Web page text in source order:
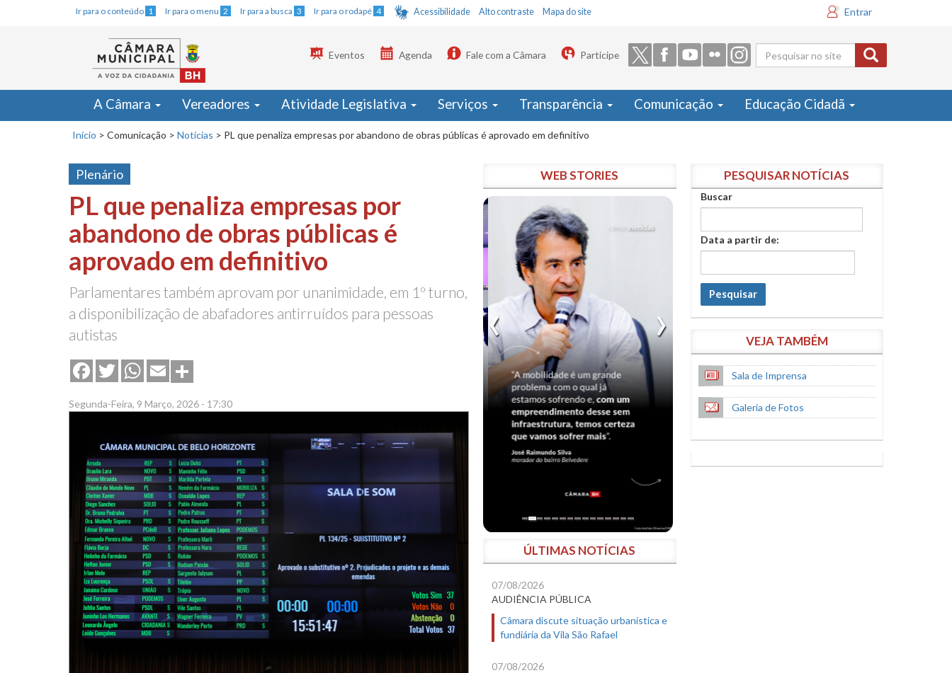
Ir para o conteúdo 1 Ir para o menu 2 Ir para a busca 3 Ir para o rodapé 4 Acessibilidade Alto contraste Mapa do site Entrar
Formulário
de busca
Eventos Agenda Fale com a Câmara Participe
A Câmara Vereadores Atividade Legislativa Serviços Transparência Comunicação Educação Cidadã
Início > Comunicação > Notícias > PL que penaliza empresas por abandono de obras públicas é aprovado em definitivo
Plenário
PL que penaliza empresas por
abandono de obras públicas é
aprovado em definitivo
Parlamentares também aprovam por unanimidade, em 1º turno,
a disponibilização de abafadores antirruídos para pessoas
autistas
FacebookTwitterWhatsApp
Email
Segunda-Feira, 9 Março, 2026 - 17:30
WEB STORIES
ÚLTIMAS NOTÍCIAS
07/08/2026
AUDIÊNCIA PÚBLICA
Câmara discute situação urbanística e
fundiária da Vila São Rafael
07/08/2026
PESQUISAR NOTÍCIAS
Buscar
Data a partir de:
Pesquisar
VEJA TAMBÉM
Sala de Imprensa
Galeria de Fotos